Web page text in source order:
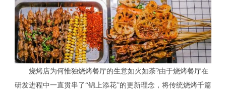
烧烤店为何惟独烧烤餐厅的生意如火如荼?由于烧烤餐厅在
研发进程中一直贯串了“锦上添花”的更新理念，将传统烧烤千篇